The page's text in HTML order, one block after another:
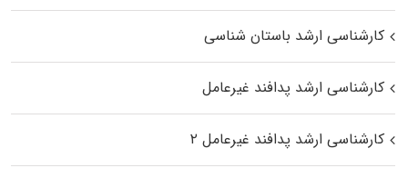
کارشناسی ارشد باستان شناسی
کارشناسی ارشد پدافند غیرعامل
کارشناسی ارشد پدافند غیرعامل ۲